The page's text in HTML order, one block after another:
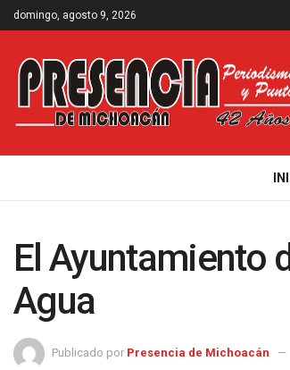
domingo, agosto 9, 2026
El Ayuntamiento
Agua
Publicado por Presencia de Michoacán